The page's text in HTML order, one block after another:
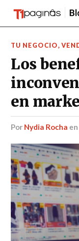
TU NEGOCIO,
Los
en
por Nydia Rocha en